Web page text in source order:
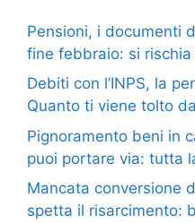
Pensioni, i documenti
fine febbraio: si rischia
Debiti con l’INPS, la
Quanto ti viene tolto
Pignoramento beni in
puoi portare via: tutta
Mancata conversione
spetta il risarcimento: